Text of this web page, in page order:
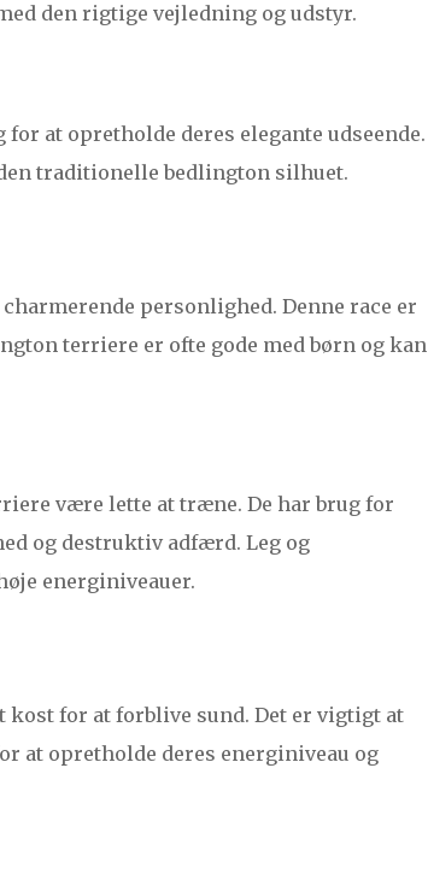
den rigtige vejledning og udstyr.
at opretholde deres elegante udseende.
traditionelle bedlington silhuet.
personlighed. Denne race er
terriere er ofte gode med børn og kan
være lette at træne. De har brug for
og destruktiv adfærd. Leg og
energiniveauer.
for at forblive sund. Det er vigtigt at
at opretholde deres energiniveau og